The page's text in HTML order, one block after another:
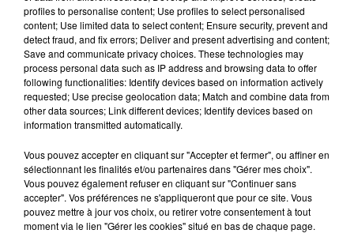
justifiée par la sécheresse intense qui est toujours
présente.
LE MAGASIN JOUÉCLUB DE REIMS FERME
SES PORTES
C'était l'une des institutions du centre-ville
rémois. Le magasin JouéClub est contraint de
fermer ses portes.
TITRES DIFFUSÉS
profiles to personalise content; Use profiles to select personalised
content; Use limited data to select content; Ensure security, prevent and
detect fraud, and fix errors; Deliver and present advertising and content;
Save and communicate privacy choices. These technologies may
process personal data such as IP address and browsing data to offer
following functionalities: Identify devices based on information actively
requested; Use precise geolocation data; Match and combine data from
other data sources; Link different devices; Identify devices based on
information transmitted automatically.
Vous pouvez accepter en cliquant sur "Accepter et fermer", ou affiner en
sélectionnant les finalités et/ou partenaires dans "Gérer mes choix".
Vous pouvez également refuser en cliquant sur "Continuer sans
accepter". Vos préférences ne s'appliqueront que pour ce site. Vous
pouvez mettre à jour vos choix, ou retirer votre consentement à tout
moment via le lien "Gérer les cookies" situé en bas de chaque page.